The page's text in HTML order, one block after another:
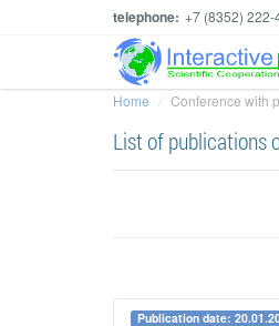
telephone: +7 (8352) 222-
Home Conference with
List of publications
Publication date: